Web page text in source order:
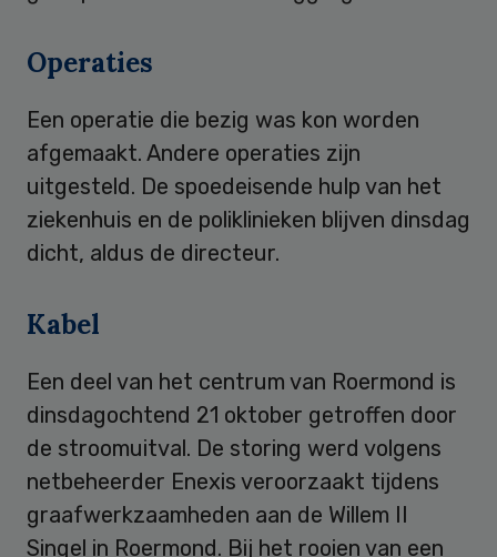
Operaties
Een operatie die bezig was kon worden
afgemaakt. Andere operaties zijn
uitgesteld. De spoedeisende hulp van het
ziekenhuis en de poliklinieken blijven dinsdag
dicht, aldus de directeur.
Kabel
Een deel van het centrum van Roermond is
dinsdagochtend 21 oktober getroffen door
de stroomuitval. De storing werd volgens
netbeheerder Enexis veroorzaakt tijdens
graafwerkzaamheden aan de Willem II
Singel in Roermond. Bij het rooien van een